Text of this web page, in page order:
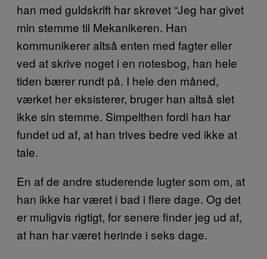
han med guldskrift har skrevet “Jeg har givet
min stemme til Mekanikeren. Han
kommunikerer altså enten med fagter eller
ved at skrive noget i en notesbog, han hele
tiden bærer rundt på. I hele den måned,
værket her eksisterer, bruger han altså slet
ikke sin stemme. Simpelthen fordi han har
fundet ud af, at han trives bedre ved ikke at
tale.
En af de andre studerende lugter som om, at
han ikke har været i bad i flere dage. Og det
er muligvis rigtigt, for senere finder jeg ud af,
at han har været herinde i seks dage.